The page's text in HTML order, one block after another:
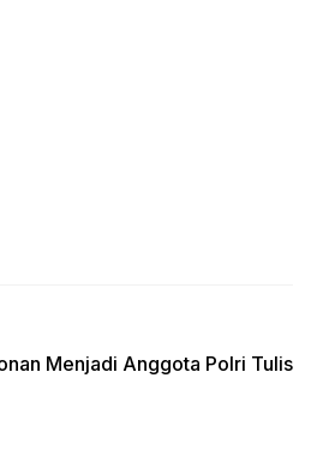
Menjadi Anggota Polri Tulis